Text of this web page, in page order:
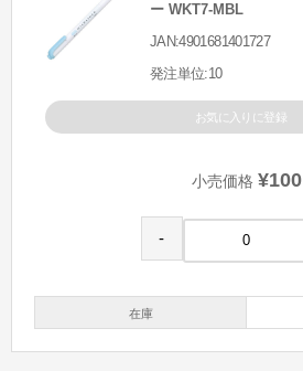
ー WKT7-MBL
JAN:4901681401727
発注単位:10
お気に入りに登録
小売価格 ¥100
-
在庫